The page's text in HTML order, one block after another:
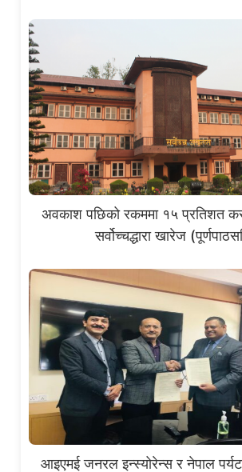
अवकाश पछिको रकममा १५ प्रतिशत
सर्वोच्चद्धारा खारेज
आइएमई जनरल इन्स्योरेन्स र नेपाल पर्यटन